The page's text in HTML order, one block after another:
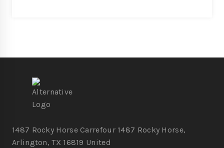
1487 Rocky Horse Carrefour 1487 Rocky Horse,
Arlington, TX 16819 United